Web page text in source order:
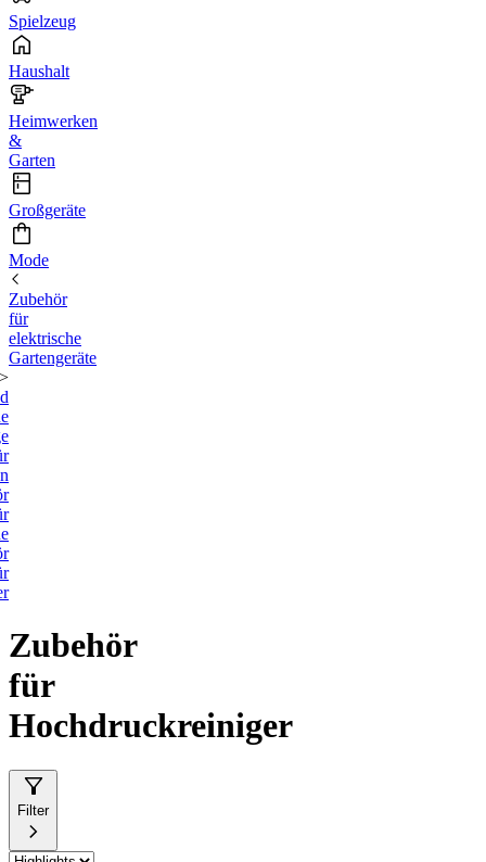
Spielzeug
Haushalt
Heimwerken
&
Garten
Großgeräte
Mode
Zubehör
für
elektrische
Gartengeräte
<
Zubehör
für
Hochdruckreiniger
Filter